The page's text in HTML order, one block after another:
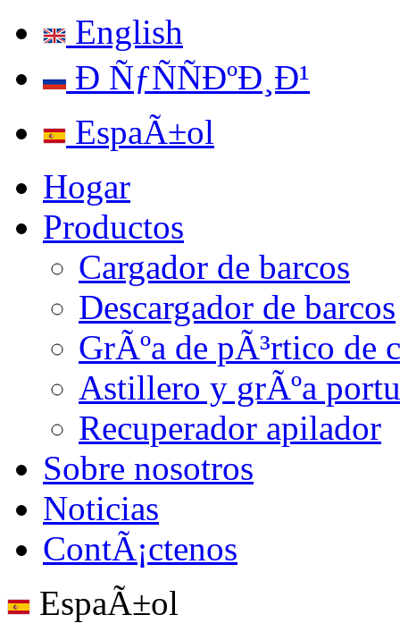
English
Ð ÑƒÑÑÐºÐ¸Ð¹
EspaÃ±ol
Hogar
Productos
Cargador de barcos
Descargador de barcos
GrÃºa de pÃ³rtico de
Astillero y grÃºa
Recuperador apilador
Sobre nosotros
Noticias
ContÃ¡ctenos
EspaÃ±ol